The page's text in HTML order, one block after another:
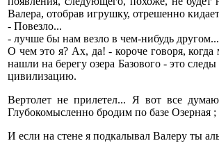
Валера, отобрав игрушку, отрешенно
- Повезло...
- лучше бы нам везло в чем-нибудь
О чем это я? Ах, да! - короче говоря,
нашли на берегу озера Базового - это
цивилизацию.
Вертолет не прилетел... Я вот все
Глубокомысленно бродим по базе Озерная
И если на стене я подкалывал Валеру ты